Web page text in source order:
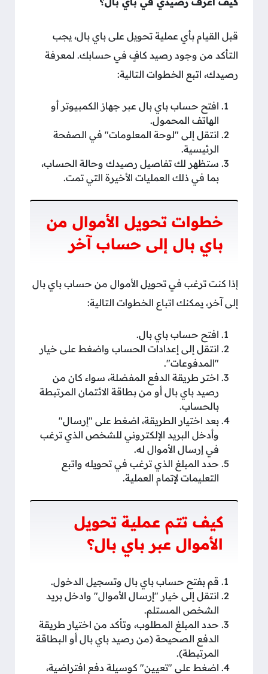
قبل القيام بأي عملية تحويل على باي بال، يجب
التأكد من وجود رصيد كافٍ في حسابك. لمعرفة
رصيدك، اتبع الخطوات التالية:
افتح حساب باي بال عبر جهاز الكمبيوتر أو
الهاتف المحمول.
انتقل إلى "لوحة المعلومات" في الصفحة
الرئيسية.
ستظهر لك تفاصيل رصيدك وحالة الحساب،
بما في ذلك العمليات الأخيرة التي تمت.
خطوات تحويل الأموال من
باي بال إلى حساب آخر
إذا كنت ترغب في تحويل الأموال من حساب باي بال
إلى آخر، يمكنك اتباع الخطوات التالية:
افتح حساب باي بال.
انتقل إلى إعدادات الحساب واضغط على خيار
"المدفوعات".
اختر طريقة الدفع المفضلة، سواء كان من
رصيد باي بال أو من بطاقة الائتمان المرتبطة
بالحساب.
بعد اختيار الطريقة، اضغط على "إرسال"
وأدخل البريد الإلكتروني للشخص الذي ترغب
في إرسال الأموال له.
حدد المبلغ الذي ترغب في تحويله واتبع
التعليمات لإتمام العملية.
كيف تتم عملية تحويل
الأموال عبر باي بال؟
قم بفتح حساب باي بال وتسجيل الدخول.
انتقل إلى خيار "إرسال الأموال" وادخل بريد
الشخص المستلم.
حدد المبلغ المطلوب، وتأكد من اختيار طريقة
الدفع الصحيحة (من رصيد باي بال أو البطاقة
المرتبطة).
اضغط على "تعيين" كوسيلة دفع افتراضية،